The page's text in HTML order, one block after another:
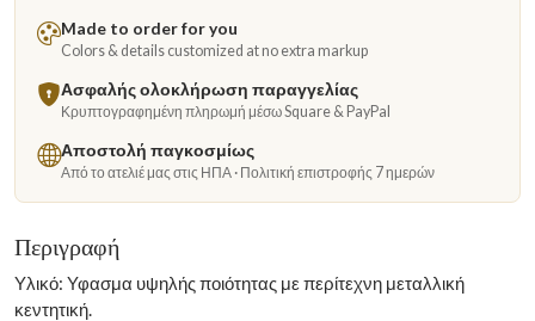
Made to order for you
Colors & details customized at no extra markup
Ασφαλής ολοκλήρωση παραγγελίας
Κρυπτογραφημένη πληρωμή μέσω Square & PayPal
Αποστολή παγκοσμίως
Από το ατελιέ μας στις ΗΠΑ · Πολιτική επιστροφής 7 ημερών
Περιγραφή
Υλικό: Υφασμα υψηλής ποιότητας με περίτεχνη μεταλλική
κεντητική.